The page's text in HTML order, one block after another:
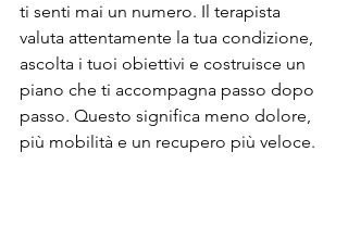
ti senti mai un numero. Il terapista
valuta attentamente la tua condizione,
ascolta i tuoi obiettivi e costruisce un
piano che ti accompagna passo dopo
passo. Questo significa meno dolore,
più mobilità e un recupero più veloce.